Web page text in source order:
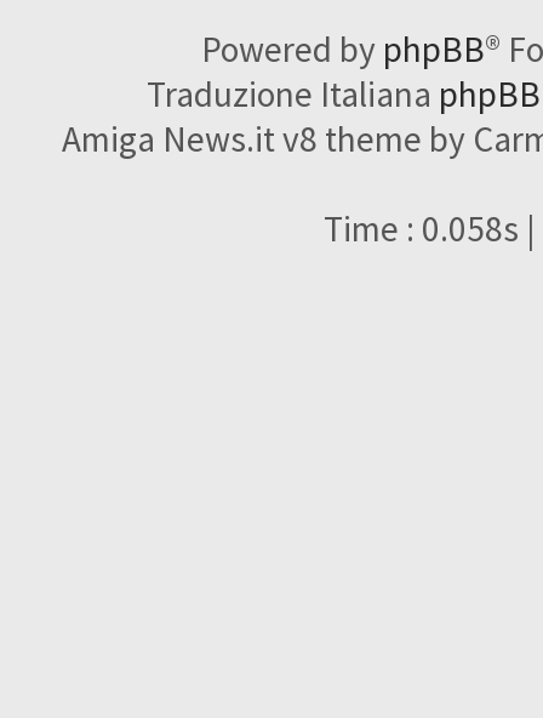
Powered by phpBB®
Traduzione Italiana
Amiga News.it v8 theme by
Time : 0.058s